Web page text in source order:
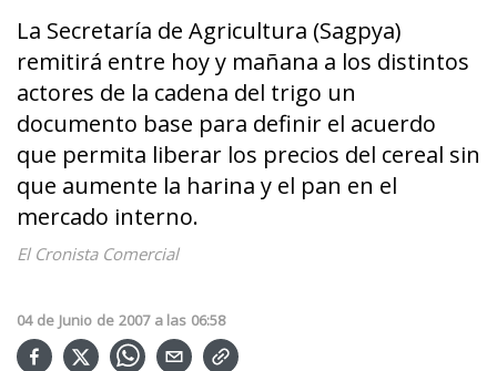
La Secretaría de Agricultura (Sagpya)
remitirá entre hoy y mañana a los distintos
actores de la cadena del trigo un
documento base para definir el acuerdo
que permita liberar los precios del cereal sin
que aumente la harina y el pan en el
mercado interno.
El Cronista Comercial
04 de Junio de 2007 a las 06:58